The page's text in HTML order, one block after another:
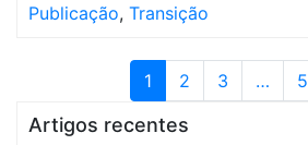
Publicação, Transição
1 2 3 … 5
Artigos recentes